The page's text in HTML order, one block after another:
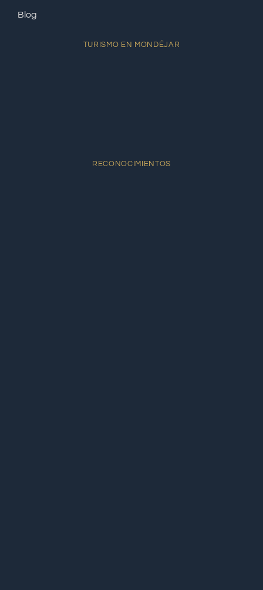
Blog
TURISMO EN MONDÉJAR
RECONOCIMIENTOS